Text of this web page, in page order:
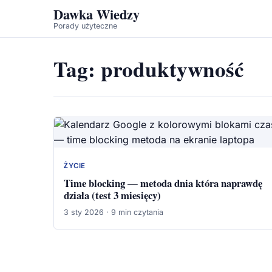
Dawka Wiedzy
Porady użyteczne
Tag: produktywność
ŻYCIE
Time blocking — metoda dnia która naprawdę
działa (test 3 miesięcy)
3 sty 2026 · 9 min czytania